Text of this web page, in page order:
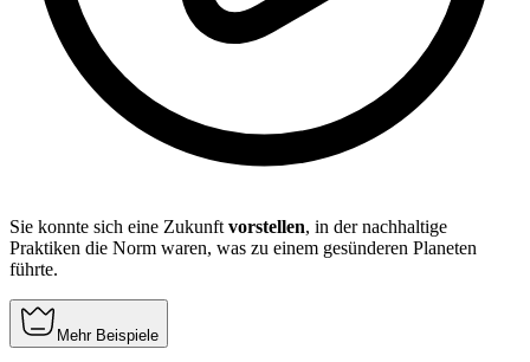
Sie konnte sich eine Zukunft vorstellen, in der nachhaltige
Praktiken die Norm waren, was zu einem gesünderen Planeten
führte.
Mehr Beispiele